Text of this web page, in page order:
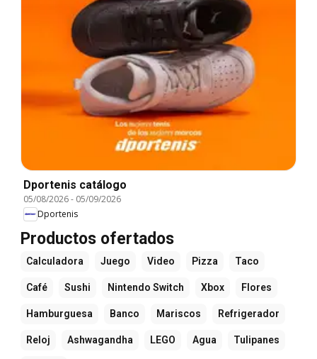
Dportenis catálogo
05/08/2026- 05/09/2026
Dportenis
Productos ofertados
Calculadora Juego Video Pizza Taco
Café Sushi Nintendo Switch Xbox Flores
Hamburguesa Banco Mariscos Refrigerador
Reloj Ashwagandha LEGO Agua Tulipanes